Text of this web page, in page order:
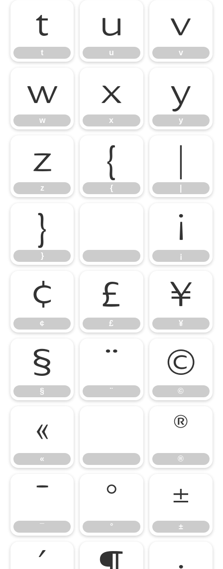
t
t
u
u
v
v
w
w
x
x
y
y
z
z
{
{
|
}
}
¡
¡
¢
¢
£
£
¥
¥
§
§
¨
¨
©
©
«
«
®
®
¯
¯
°
°
±
±